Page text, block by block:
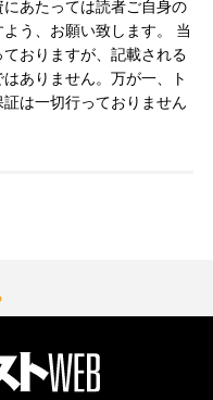
あたっては読者ご自身の
う、お願い致します。 当
おりますが、記載される
ありません。万が一、ト
は一切行っておりません